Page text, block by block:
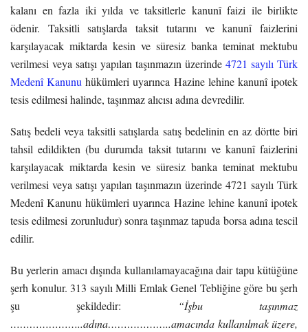
kalanı en fazla iki yılda ve taksitlerle kanunî faizi ile birlikte
ödenir. Taksitli satışlarda taksit tutarını ve kanunî faizlerini
karşılayacak miktarda kesin ve süresiz banka teminat mektubu
verilmesi veya satışı yapılan taşınmazın üzerinde 4721 sayılı Türk
Medenî Kanunu hükümleri uyarınca Hazine lehine kanunî ipotek
tesis edilmesi halinde, taşınmaz alıcısı adına devredilir.
Satış bedeli veya taksitli satışlarda satış bedelinin en az dörtte biri
tahsil edildikten (bu durumda taksit tutarını ve kanunî faizlerini
karşılayacak miktarda kesin ve süresiz banka teminat mektubu
verilmesi veya satışı yapılan taşınmazın üzerinde 4721 sayılı Türk
Medenî Kanunu hükümleri uyarınca Hazine lehine kanunî ipotek
tesis edilmesi zorunludur) sonra taşınmaz tapuda borsa adına tescil
edilir.
Bu yerlerin amacı dışında kullanılamayacağına dair tapu kütüğüne
şerh konulur. 313 sayılı Milli Emlak Genel Tebliğine göre bu şerh
şu şekildedir:
“İşbu taşınmaz
…………………..adına………………..amacında kullanılmak üzere,